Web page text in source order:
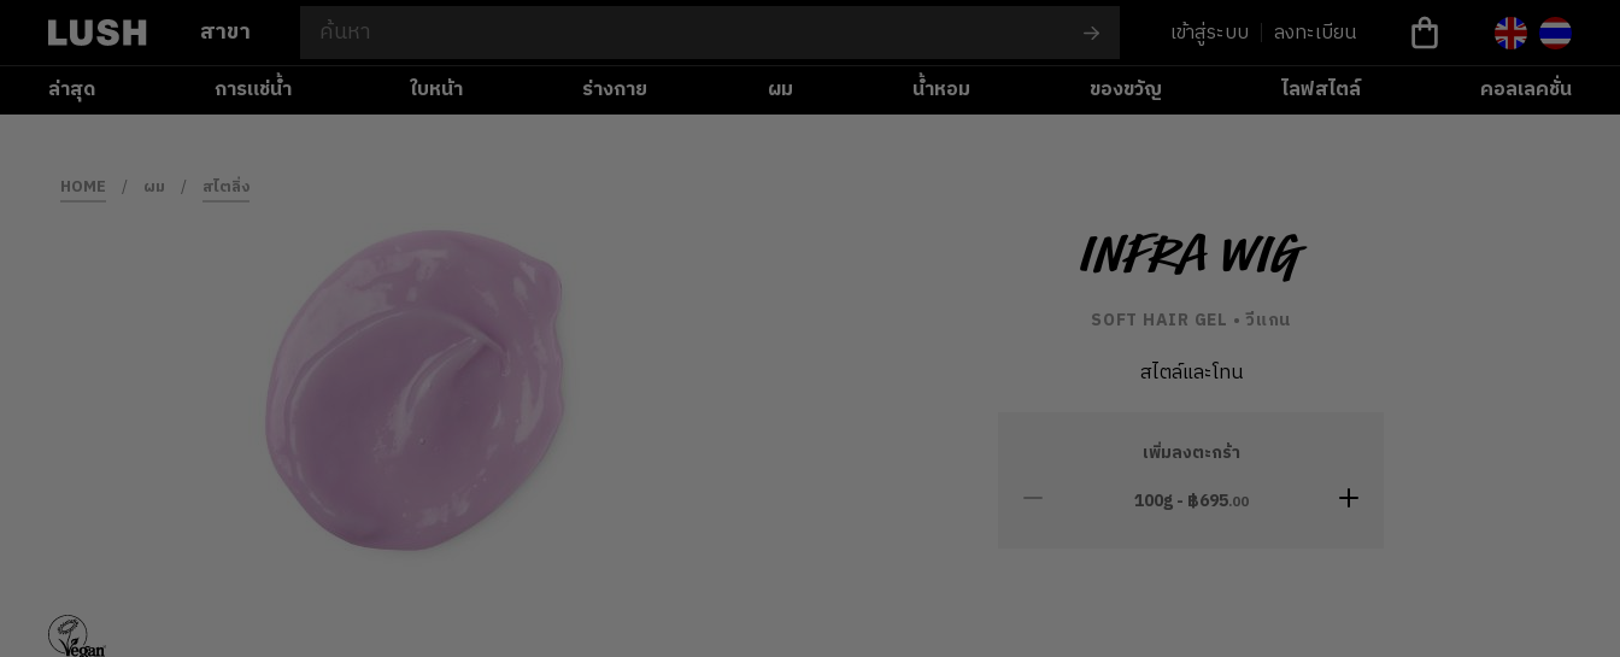
สาขา เข้าสู่ระบบ
ลงทะเบียน
ล่าสุด
การแช่น้ำ ใบหน้า ร่างกาย ผม น้ำหอม ของขวัญ ไลฟสไตล์ คอลเลคชั่น
HOME / ผม / สไตลิ่ง
Infra Wig
SOFT HAIR GEL • วีแกน
สไตล์และโทน
เพิ่มลงตะกร้า
100g - ฿695.00